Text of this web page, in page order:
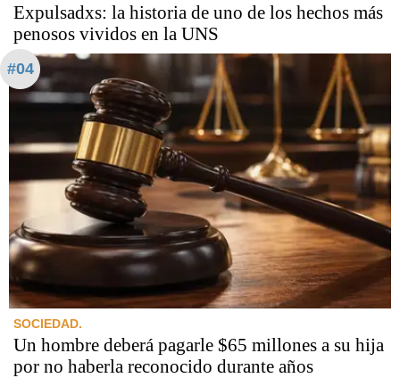
Expulsadxs: la historia de uno de los hechos más
penosos vividos en la UNS
#04
SOCIEDAD.
Un hombre deberá pagarle $65 millones a su hija
por no haberla reconocido durante años